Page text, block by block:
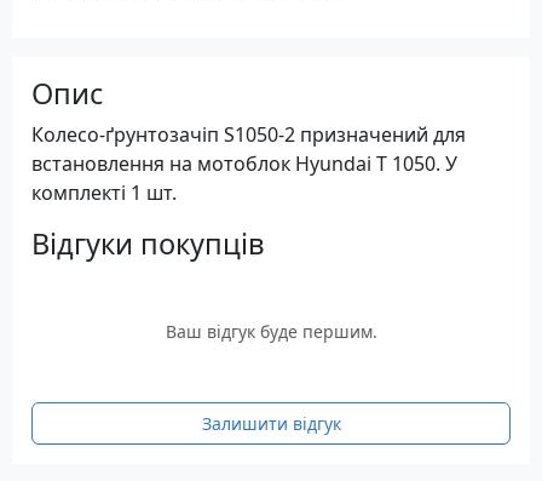
Опис
Колесо-ґрунтозачіп S1050-2 призначений для
встановлення на мотоблок Hyundai T 1050. У
комплекті 1 шт.
Відгуки покупців
Ваш відгук буде першим.
Залишити відгук